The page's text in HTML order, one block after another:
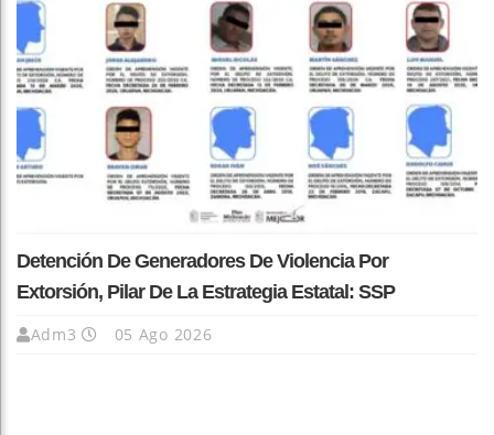
Detención De Generadores De Violencia Por
Extorsión, Pilar De La Estrategia Estatal: SSP
Adm3 05 Ago 2026